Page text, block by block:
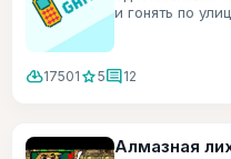
и гонять по
cloud_download17501 star5comment12
Алмазная